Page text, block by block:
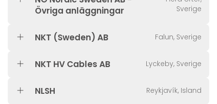
Övriga anläggningar
Sverige
NKT (Sweden) AB Falun, Sverige
NKT HV Cables AB Lyckeby, Sverige
NLSH Reykjavík, Island